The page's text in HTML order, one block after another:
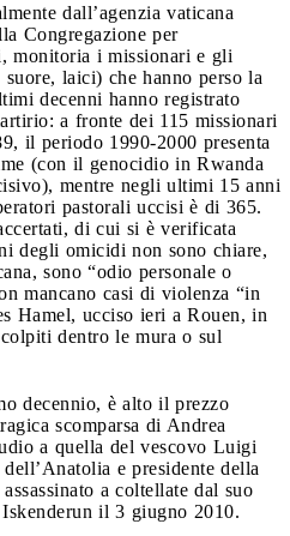
dall’agenzia vaticana
Congregazione per
monitoria i missionari e gli
laici) che hanno perso la
decenni hanno registrato
a fronte dei 115 missionari
il periodo 1990-2000 presenta
(con il genocidio in Rwanda
mentre negli ultimi 15 anni
pastorali uccisi è di 365.
di cui si è verificata
degli omicidi non sono chiare,
sono “odio personale o
mancano casi di violenza “in
Hamel, ucciso ieri a Rouen, in
dentro le mura o sul
decennio, è alto il prezzo
scomparsa di Andrea
a quella del vescovo Luigi
e presidente della
a coltellate dal suo
il 3 giugno 2010.